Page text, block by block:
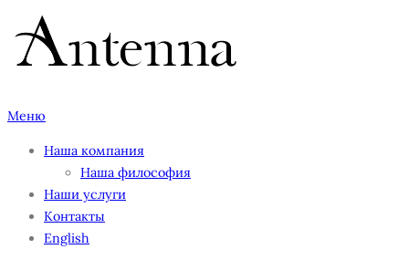
Перейти
содержимому
Меню
Наша компания
Наша философия
Наши услуги
Контакты
English